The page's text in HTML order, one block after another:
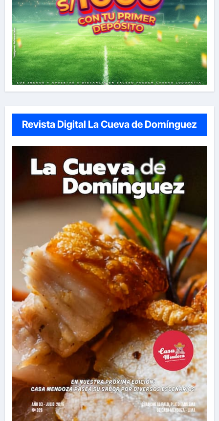
Revista Digital La Cueva de Domínguez